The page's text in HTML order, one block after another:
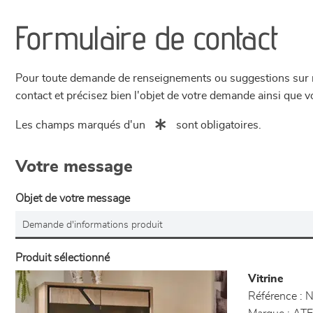
Formulaire de contact
Pour toute demande de renseignements ou suggestions
contact et précisez bien l'objet de votre demande ainsi que
Les champs marqués d'un sont obligatoires.
Votre message
Objet de votre message
Produit sélectionné
Vitrine
Référence :